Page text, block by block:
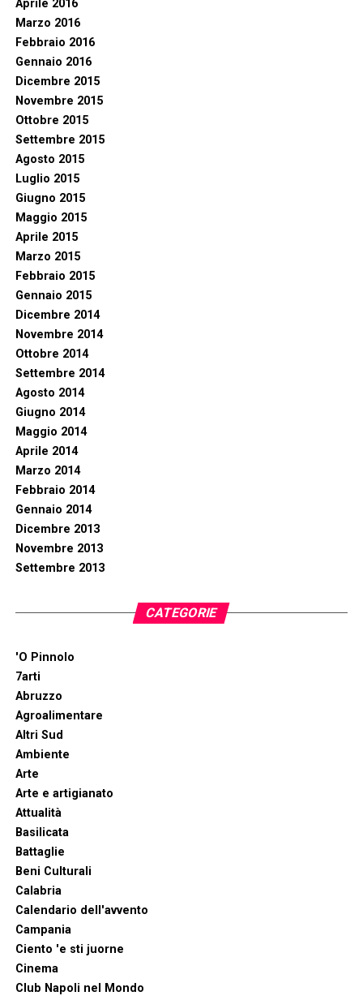
Aprile 2016
Marzo 2016
Febbraio 2016
Gennaio 2016
Dicembre 2015
Novembre 2015
Ottobre 2015
Settembre 2015
Agosto 2015
Luglio 2015
Giugno 2015
Maggio 2015
Aprile 2015
Marzo 2015
Febbraio 2015
Gennaio 2015
Dicembre 2014
Novembre 2014
Ottobre 2014
Settembre 2014
Agosto 2014
Giugno 2014
Maggio 2014
Aprile 2014
Marzo 2014
Febbraio 2014
Gennaio 2014
Dicembre 2013
Novembre 2013
Settembre 2013
CATEGORIE
'O Pinnolo
7arti
Abruzzo
Agroalimentare
Altri Sud
Ambiente
Arte
Arte e artigianato
Attualità
Basilicata
Battaglie
Beni Culturali
Calabria
Calendario dell'avvento
Campania
Ciento 'e sti juorne
Cinema
Club Napoli nel Mondo